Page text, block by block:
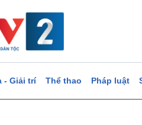
- Giải trí Thể thao Pháp luật